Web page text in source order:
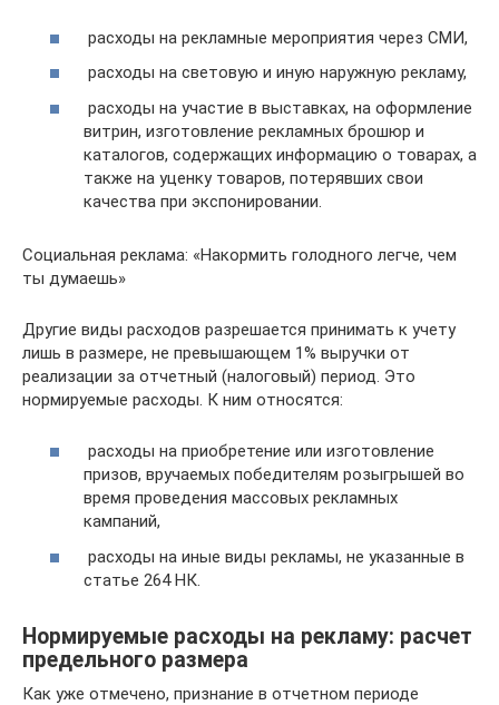
расходы на рекламные мероприятия через СМИ,
расходы на световую и иную наружную рекламу,
расходы на участие в выставках, на оформление
витрин, изготовление рекламных брошюр и
каталогов, содержащих информацию о товарах, а
также на уценку товаров, потерявших свои
качества при экспонировании.
Социальная реклама: «Накормить голодного легче, чем
ты думаешь»
Другие виды расходов разрешается принимать к учету
лишь в размере, не превышающем 1% выручки от
реализации за отчетный (налоговый) период. Это
нормируемые расходы. К ним относятся:
расходы на приобретение или изготовление
призов, вручаемых победителям розыгрышей во
время проведения массовых рекламных
кампаний,
расходы на иные виды рекламы, не указанные в
статье 264 НК.
Нормируемые расходы на рекламу: расчет
предельного размера
Как уже отмечено, признание в отчетном периоде